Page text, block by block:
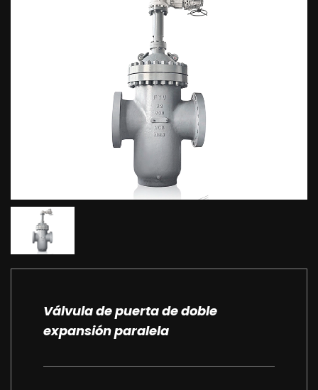
Válvula de puerta de doble
expansión paralela